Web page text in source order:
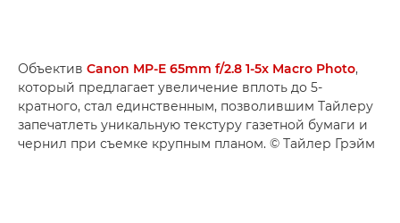
Объектив Canon MP-E 65mm f/2.8 1-5x Macro Photo,
который предлагает увеличение вплоть до 5-
кратного, стал единственным, позволившим Тайлеру
запечатлеть уникальную текстуру газетной бумаги и
чернил при съемке крупным планом. © Тайлер Грэйм